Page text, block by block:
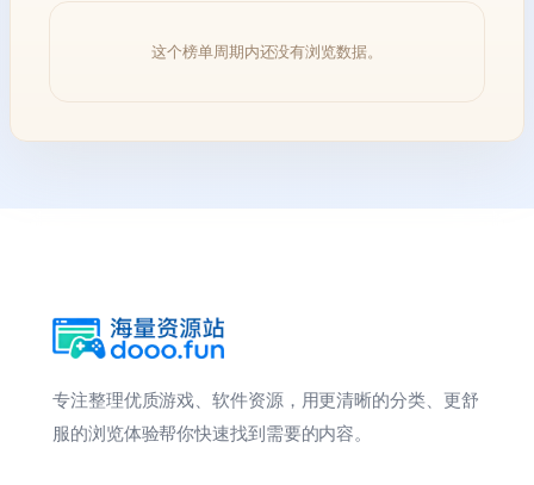
这个榜单周期内还没有浏览数据。
专注整理优质游戏、软件资源，用更清晰的分类、更舒
服的浏览体验帮你快速找到需要的内容。